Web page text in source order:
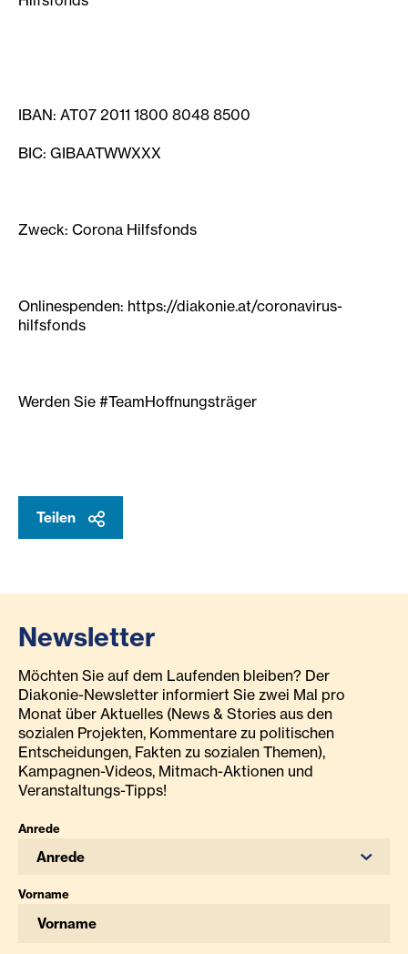
IBAN: AT07 2011 1800 8048 8500
BIC: GIBAATWWXXX
Zweck: Corona Hilfsfonds
Onlinespenden: https://diakonie.at/coronavirus-
hilfsfonds
Werden Sie #TeamHoffnungsträger
Teilen
Newsletter
Möchten Sie auf dem Laufenden bleiben? Der
Diakonie-Newsletter informiert Sie zwei Mal pro
Monat über Aktuelles (News & Stories aus den
sozialen Projekten, Kommentare zu politischen
Entscheidungen, Fakten zu sozialen Themen),
Kampagnen-Videos, Mitmach-Aktionen und
Veranstaltungs-Tipps!
Anrede
Anrede
Vorname